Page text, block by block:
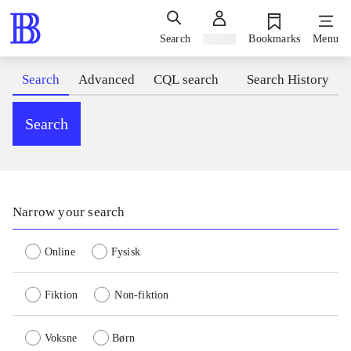
Search Bookmarks Menu
Search Advanced CQL search Search History
Search
Narrow your search
Online Fysisk
Fiktion Non-fiktion
Voksne Børn